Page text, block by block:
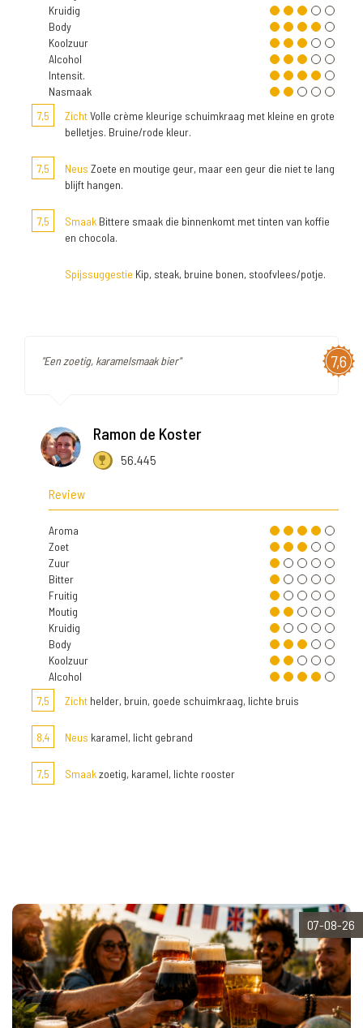
Kruidig
Body
Koolzuur
Alcohol
Intensit.
Nasmaak
7,5
ZichtVolle crème kleurige schuimkraag met kleine en grote
belletjes. Bruine/rode kleur.
7,5 Neus Zoete en moutige geur, maar een geur die niet te lang
blijft hangen.
7,5 Smaak Bittere smaak die binnenkomt met tinten van koffie
en chocola.
Spijssuggestie Kip, steak, bruine bonen, stoofvlees/potje.
7,6
"Een zoetig, karamelsmaak bier"
Ramon de Koster
56.445
Review
Aroma
Zoet
Zuur
Bitter
Fruitig
Moutig
Kruidig
Body
Koolzuur
Alcohol
7,5
Zicht helder, bruin, goede schuimkraag, lichte bruis
8,4 Neus karamel, licht gebrand
7,5 Smaakzoetig, karamel, lichte rooster
07-08-26